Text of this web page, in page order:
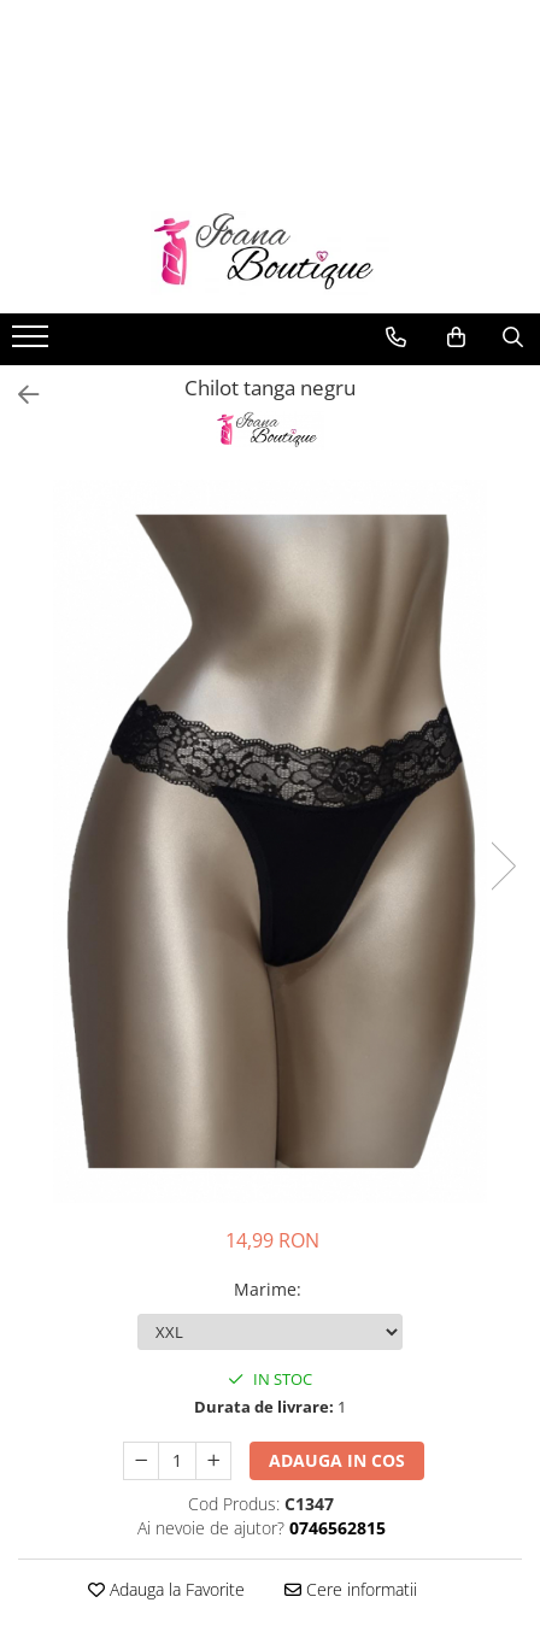
Chiloti clasici
Chiloti tanga
Compleuri & body-uriChilot tanga negru
14,99 RON
Marime:
IN STOC
Durata de livrare: 1
ADAUGA IN COS
Cod Produs: C1347
Ai nevoie de ajutor? 0746562815
Adauga la Favorite Cere informatii